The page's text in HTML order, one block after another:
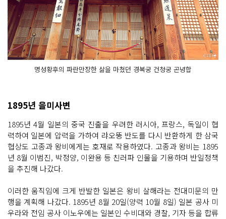
명성황후의 파란만장한 삶을 마쳤던 경복궁 건청궁 곤녕합
1895년 을미사변
1895년 4월 일본의 중국 진출을 우려한 러시아, 프랑스, 독일이 협
력하여 일본에 압력을 가하여 랴오뚱 반도를 다시 반환하게 한 삼국
협상도 고종과 왕비에게는 호재로 작용하였다. 고종과 왕비는 1895
년 8월 이범진, 박정양, 이완용 등 친러파 인물을 기용하며 반일정책
을 추진해 나갔다.
이러한 움직임에 크게 반발한 일본은 왕비 살해라는 전대미문의 만
행을 계획해 나갔다. 1895년 8월 20일(양력 10월 8일) 일본 공사 미
우라와 전임 공사 이노우에는 일본인 수비대와 경찰, 기자 등을 합류